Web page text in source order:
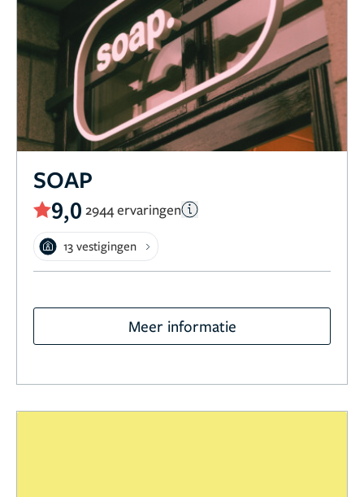
SOAP
9,0 2944 ervaringen
13 vestigingen
Meer informatie